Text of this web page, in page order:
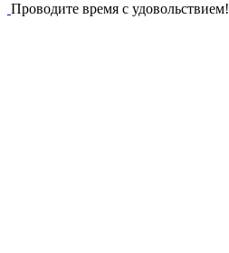
Проводите время с удовольствием!